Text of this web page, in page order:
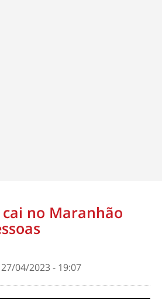
no Maranhão
27/04/2023 - 19:07